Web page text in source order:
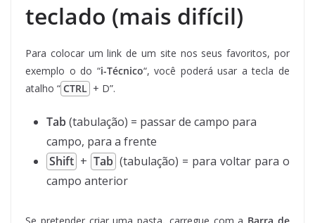
teclado (mais difícil)
Para colocar um link de um site nos seus favoritos, por
exemplo o do “i-Técnico“, você poderá usar a tecla de
atalho “ CTRL + D”.
Tab(tabulação) = passar de campo para
campo, para a frente
Shift + Tab (tabulação) = para voltar para o
campo anterior
Se pretender criar uma pasta, carregue com a Barra de